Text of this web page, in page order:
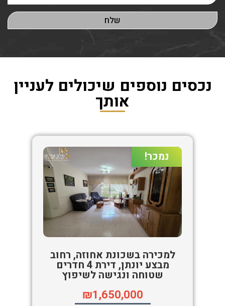
נכסים נוספים שיכולים לעניין
אותך
נמכר!
למכירה בשכונת אחוזה, רחוב
מבצע יונתן, דירת 4 חדרים
שטוחה ונגישה לשיפוץ
₪1,650,000